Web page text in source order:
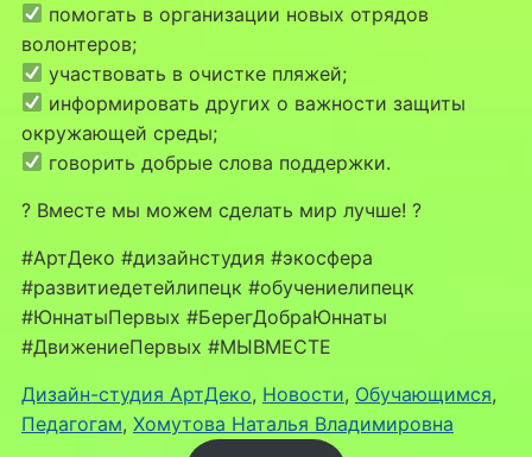
помогать в организации новых отрядов
волонтеров;
участвовать в очистке пляжей;
информировать других о важности защиты
окружающей среды;
говорить добрые слова поддержки.
? Вместе мы можем сделать мир лучше! ?
#АртДеко #дизайнстудия #экосфера
#развитиедетейлипецк #обучениелипецк
#ЮннатыПервых #БерегДобраЮннаты
#ДвижениеПервых #МЫВМЕСТЕ
Дизайн-студия АртДеко, Новости, Обучающимся
Педагогам, Хомутова Наталья Владимировна